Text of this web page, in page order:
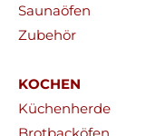
Saunaöfen
Zubehör
KOCHEN
Küchenherde